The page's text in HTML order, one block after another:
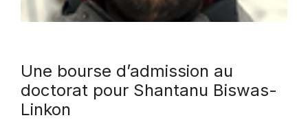
Une bourse d’admission au
doctorat pour Shantanu Biswas-
Linkon